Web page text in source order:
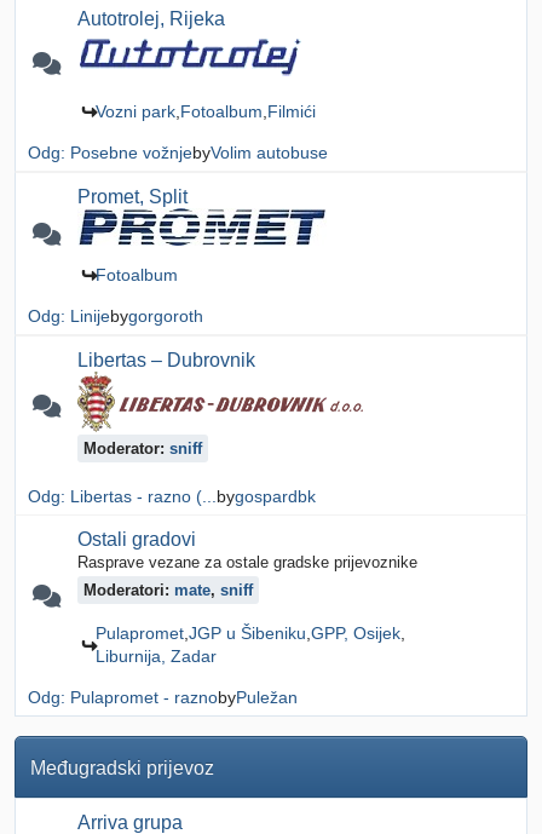
Autotrolej, Rijeka
Vozni park Fotoalbum Filmići
Odg: Posebne vožnjebyVolim autobuse
Promet, Split
Fotoalbum
Odg: Linijebygorgoroth
Libertas – Dubrovnik
Moderator: sniff
Odg: Libertas - razno (... bygospardbk
Ostali gradovi
Rasprave vezane za ostale gradske prijevoznike
Moderatori: mate, sniff
Pulapromet JGP u Šibeniku GPP, Osijek
Liburnija, Zadar
Odg: Pulapromet - raznobyPuležan
Međugradski prijevoz
Arriva grupa